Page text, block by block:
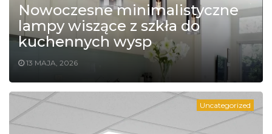
Nowoczesne minimalistyczne
lampy wiszące z szkła do
kuchennych wysp
13 MAJA, 2026
Uncategorized